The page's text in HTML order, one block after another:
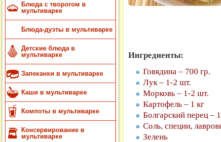
Блюда с творогом в
мультиварке
Блюда-дуэты в мультиварке
Детские блюда в
мультиварке
Запеканки в мультиварке
Каши в мультиварке
Компоты в мультиварке
Консервирование в
мультиварке
Ингредиенты:
Говядина – 700 гр.
Лук – 1-2 шт.
Морковь – 1-2 шт.
Картофель – 1 кг
Болгарский перец –
Соль, специи,
Зелень